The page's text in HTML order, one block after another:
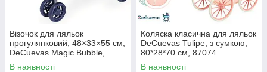
Візочок для ляльок
прогулянковий, 48×33×55 см,
DeCuevas Magic Bubble,
90276
В наявності
Коляска класична для ляльок
DeCuevas Tulipe, з сумкою,
80*28*70 см, 87074
В наявності